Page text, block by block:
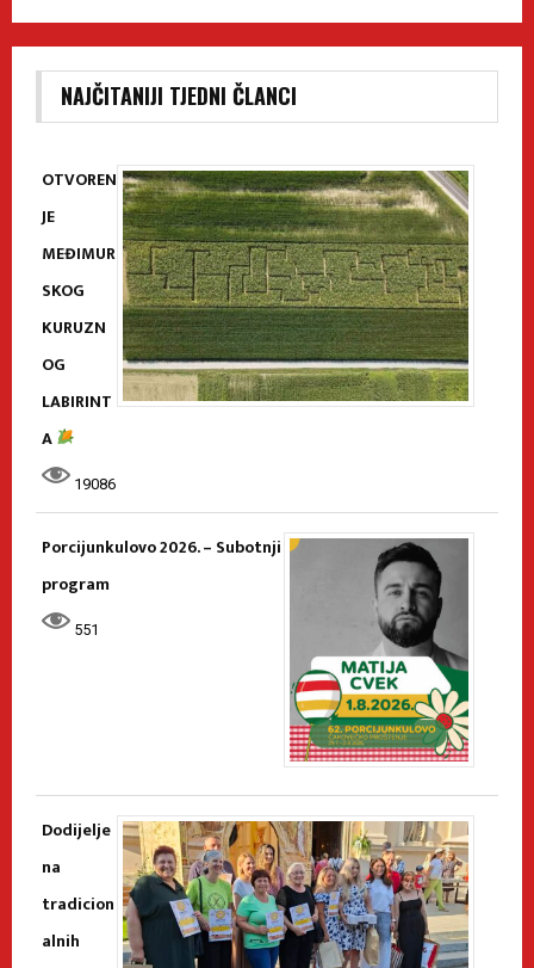
NAJČITANIJI TJEDNI ČLANCI
OTVOREN
JE
MEĐIMUR
SKOG
KURUZN
OG
LABIRINT
A
19086
Porcijunkulovo 2026. – Subotnji
program
551
Dodijelje
na
tradicion
alnih